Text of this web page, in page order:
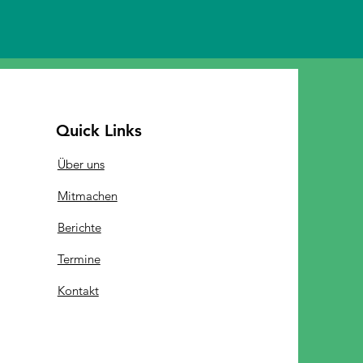
Quick Links
Über uns
Mitmachen
Berichte
Termine
Kontakt